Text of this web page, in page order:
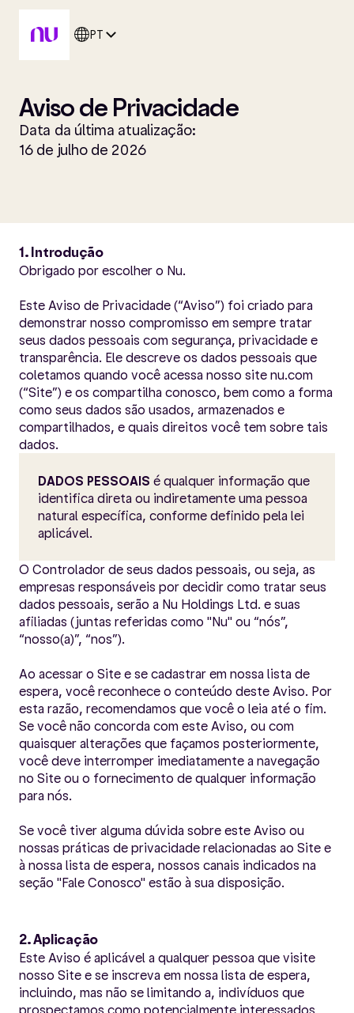
PT
Aviso de Privacidade
Data da última atualização:
16 de julho de 2026
1. Introdução
Obrigado por escolher o Nu.
Este Aviso de Privacidade (“Aviso”) foi criado para
demonstrar nosso compromisso em sempre tratar
seus dados pessoais com segurança, privacidade e
transparência. Ele descreve os dados pessoais que
coletamos quando você acessa nosso site nu.com
(“Site”) e os compartilha conosco, bem como a forma
como seus dados são usados, armazenados e
compartilhados, e quais direitos você tem sobre tais
dados.
DADOS PESSOAIS é qualquer informação que
identifica direta ou indiretamente uma pessoa
natural específica, conforme definido pela lei
aplicável.
O Controlador de seus dados pessoais, ou seja, as
empresas responsáveis por decidir como tratar seus
dados pessoais, serão a Nu Holdings Ltd. e suas
afiliadas (juntas referidas como "Nu" ou “nós”,
“nosso(a)”, “nos”).
Ao acessar o Site e se cadastrar em nossa lista de
espera, você reconhece o conteúdo deste Aviso. Por
esta razão, recomendamos que você o leia até o fim.
Se você não concorda com este Aviso, ou com
quaisquer alterações que façamos posteriormente,
você deve interromper imediatamente a navegação
no Site ou o fornecimento de qualquer informação
para nós.
Se você tiver alguma dúvida sobre este Aviso ou
nossas práticas de privacidade relacionadas ao Site e
à nossa lista de espera, nossos canais indicados na
seção "Fale Conosco" estão à sua disposição.
2. Aplicação
Este Aviso é aplicável a qualquer pessoa que visite
nosso Site e se inscreva em nossa lista de espera,
incluindo, mas não se limitando a, indivíduos que